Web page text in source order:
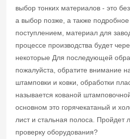
выбор тонких материалов - это
а выбор позже, а также
поступлением, материал для
процессе производства будет
некоторые Для последующей
пожалуйста, обратите внимание
штамповки и ковки, обработки
называется кованой
основном это горячекатаный и
лист и стальная полоса. Пройдет
проверку оборудования?